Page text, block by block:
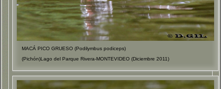
MACÁ PICO GRUESO (Podilymbus podiceps)
(Pichón)Lago del Parque Rivera-MONTEVIDEO (Diciembre 2011)